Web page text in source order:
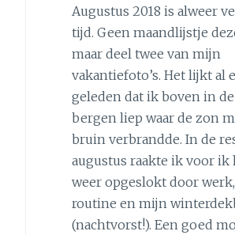
Augustus 2018 is alweer
tijd. Geen maandlijstje
maar deel twee van mijn
vakantiefoto’s. Het lijkt al
geleden dat ik boven in de
bergen liep waar de zon
bruin verbrandde. In de
augustus raakte ik voor ik
weer opgeslokt door werk,
routine en mijn
(nachtvorst!). Een goed